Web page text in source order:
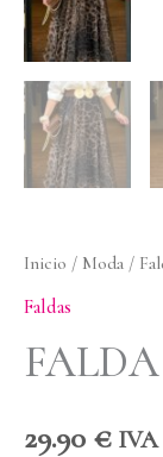
Inicio / Moda /
Faldas
29.90 €